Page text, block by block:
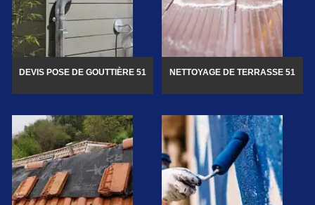
DEVIS POSE DE GOUTTIÈRE 51 NETTOYAGE DE TERRASSE 51